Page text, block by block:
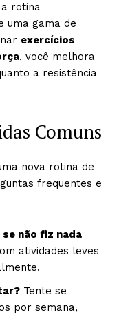
rotina
uma gama de
exercícios
, você melhora
a resistência
Comuns
nova rotina de
frequentes e
não fiz nada
atividades leves
Tente se
por semana,